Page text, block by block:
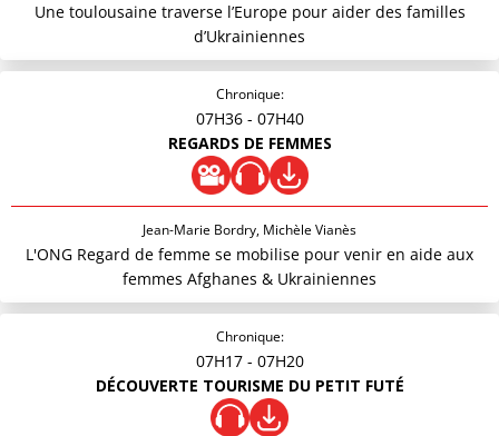
Une toulousaine traverse l’Europe pour aider des familles
d’Ukrainiennes
Chronique:
07H36 - 07H40
REGARDS DE FEMMES
Jean-Marie Bordry, Michèle Vianès
L'ONG Regard de femme se mobilise pour venir en aide aux
femmes Afghanes & Ukrainiennes
Chronique:
07H17 - 07H20
DÉCOUVERTE TOURISME DU PETIT FUTÉ